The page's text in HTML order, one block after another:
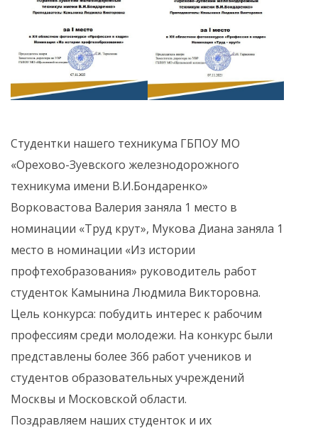
Студентки нашего техникума ГБПОУ МО
«Орехово-Зуевского железнодорожного
техникума имени В.И.Бондаренко»
Ворковастова Валерия заняла 1 место в
номинации «Труд крут», Мукова Диана заняла 1
место в номинации «Из истории
профтехобразования» руководитель работ
студенток Камынина Людмила Викторовна.
Цель конкурса: побудить интерес к рабочим
профессиям среди молодежи. На конкурс были
представлены более 366 работ учеников и
студентов образовательных учреждений
Москвы и Московской области.
Поздравляем наших студенток и их